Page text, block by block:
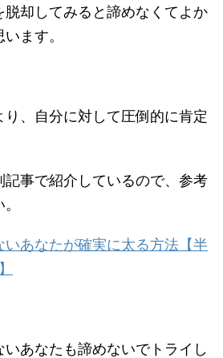
脱却してみると諦めなくてよか
ます。
り、自分に対して圧倒的に肯定
事で紹介しているので、参考
いあなたが確実に太る方法【半
あなたも諦めないでトライし